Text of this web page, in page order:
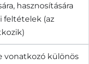
hasznosítására
feltételek (az
vonatkozó különös